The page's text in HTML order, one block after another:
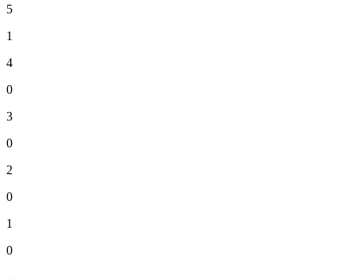
5
1
4
0
3
0
2
0
1
0